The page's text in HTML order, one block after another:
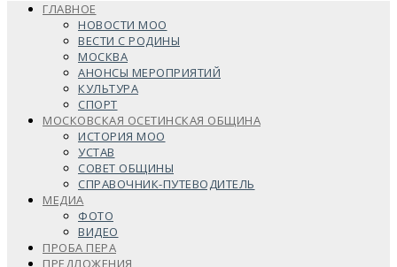
ГЛАВНОЕ
НОВОСТИ МОО
ВЕСТИ С РОДИНЫ
МОСКВА
АНОНСЫ МЕРОПРИЯТИЙ
КУЛЬТУРА
СПОРТ
МОСКОВСКАЯ ОСЕТИНСКАЯ ОБЩИНА
ИСТОРИЯ МОО
УСТАВ
СОВЕТ ОБЩИНЫ
СПРАВОЧНИК-ПУТЕВОДИТЕЛЬ
МЕДИА
ФОТО
ВИДЕО
ПРОБА ПЕРА
ПРЕДЛОЖЕНИЯ